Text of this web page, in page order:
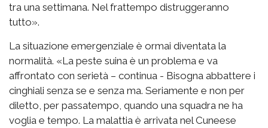
tra una settimana. Nel frattempo distruggeranno
tutto».
La situazione emergenziale è ormai diventata la
normalità. «La peste suina è un problema e va
affrontato con serietà – continua - Bisogna abbattere i
cinghiali senza se e senza ma. Seriamente e non per
diletto, per passatempo, quando una squadra ne ha
voglia e tempo. La malattia è arrivata nel Cuneese